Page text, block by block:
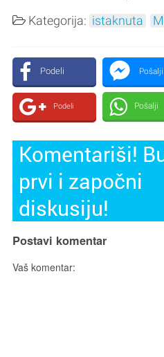
Kategorija: istaknuta
Podeli Pošalji
Podeli Pošalji
Komentariši!
prvi i započni
diskusiju!
Postavi komentar
Vaš komentar: